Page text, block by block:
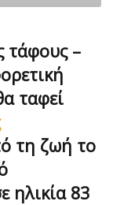
τάφους –
ταφεί
τη ζωή το
ηλικία 83